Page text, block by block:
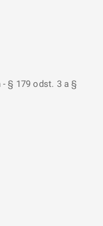
§ 179 odst. 3 a §